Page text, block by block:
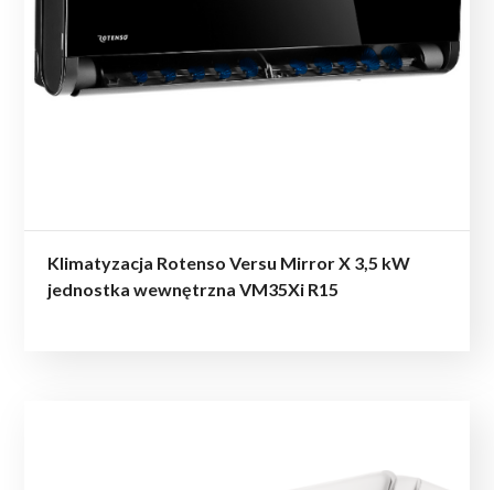
Klimatyzacja Rotenso Versu Mirror X 3,5 kW
jednostka wewnętrzna VM35Xi R15